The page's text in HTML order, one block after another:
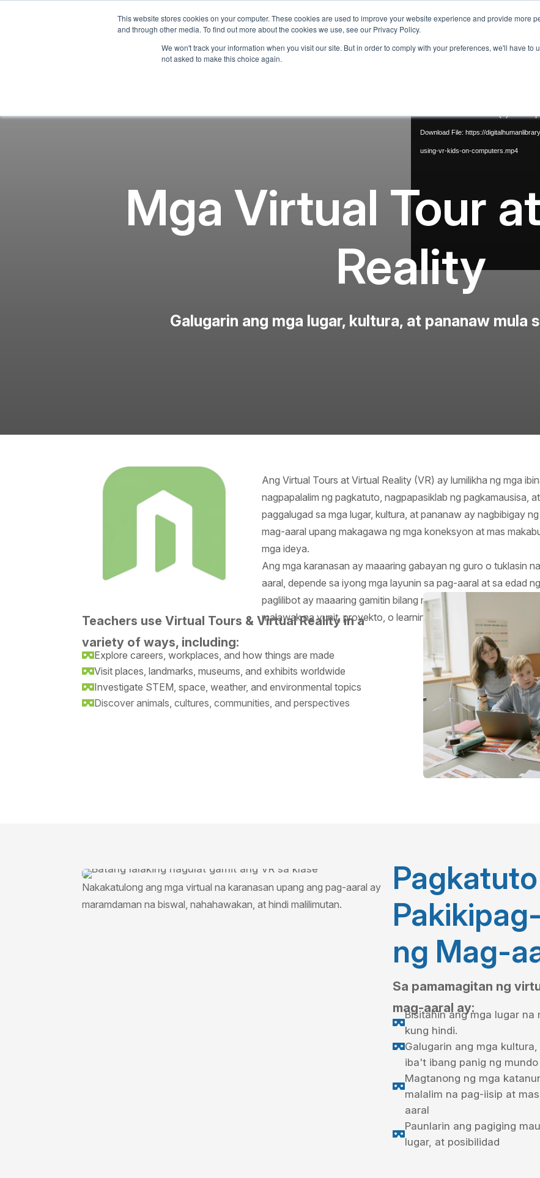
This website stores cookies on your computer. These cookies are used to improve your website experience and provide more
and through other media. To find out more about the cookies we use, see our Privacy Policy.
We won't track your information when you visit our site. But in order to comply with your preferences, we'll have to
not asked to make this choice again.
Tahanan Tungkol sa Amin Ano ang Aming Alok Programa
Video
Media error: Format(s) not
Download File: https://
using-vr-kids-on-computers.mp4
Mga Virtual Tour
Reality
Galugarin ang mga lugar, kultura, at pananaw mula
Ang Virtual Tours at Virtual Reality (VR) ay lumilikha ng mga
nagpapalalim ng pagkatuto, nagpapasiklab ng pagkamausisa,
paggalugad sa mga lugar, kultura, at pananaw ay nagbibigay
mag-aaral upang makagawa ng mga koneksyon at mas
mga ideya.
Ang mga karanasan ay maaaring gabayan ng guro o tuklasin
aaral, depende sa iyong mga layunin sa pag-aaral at sa edad
paglilibot ay maaaring gamitin bilang mga stand-alone na
malawak na yunit, proyekto, o learning pathway.
Teachers use Virtual Tours & Virtual Reality in a
variety of ways, including:
Explore careers, workplaces, and how things are made
Visit places, landmarks, museums, and exhibits worldwide
Investigate STEM, space, weather, and environmental topics
Discover animals, cultures, communities, and perspectives
Nakakatulong ang mga virtual na karanasan upang ang pag-aaral ay
maramdaman na biswal, nahahawakan, at hindi malilimutan.
ng Mag-
Sa pamamagitan ng
mag-aaral ay:

Bisitahin ang mga lugar
kung hindi.
Galugarin ang mga
iba't ibang panig ng mundo

Magtanong ng mga
malalim na pag-iisip at
aaral

Paunlarin ang pagiging
lugar, at posibilidad